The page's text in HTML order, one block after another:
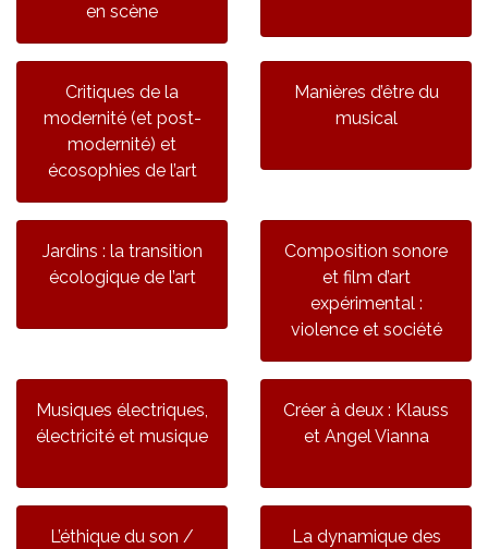
en scène
Critiques de la
modernité (et post-
modernité) et
écosophies de l’art
Manières d’être du
musical
Jardins : la transition
écologique de l’art
Composition sonore
et film d’art
expérimental :
violence et société
Musiques électriques,
électricité et musique
Créer à deux : Klauss
et Angel Vianna
L’éthique du son /
La dynamique des